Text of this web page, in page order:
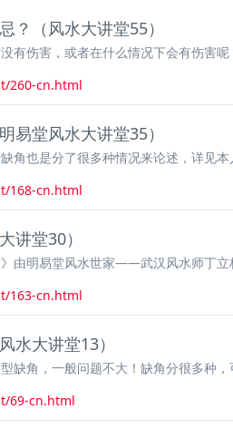
？（风水大讲堂55）
有伤害，或者在什么情况下会有伤害呢
260-cn.html
易堂风水大讲堂35）
角也是分了很多种情况来论述，详见本
168-cn.html
讲堂30）
由明易堂风水世家——武汉风水师丁
163-cn.html
水大讲堂13）
缺角，一般问题不大！缺角分很多种，
69-cn.html